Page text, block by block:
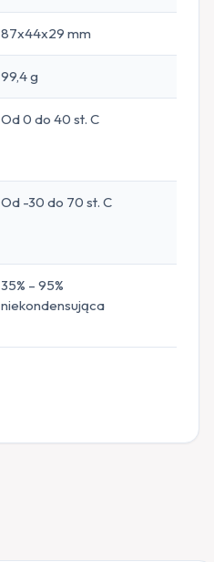
87x44x29 mm
99,4 g
Od 0 do 40 st. C
Od -30 do 70 st. C
35% – 95%
niekondensująca